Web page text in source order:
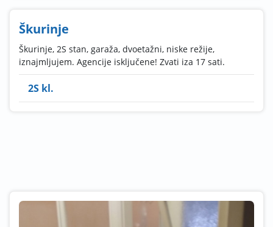
Škurinje
Škurinje, 2S stan, garaža, dvoetažni, niske režije,
iznajmljujem. Agencije isključene! Zvati iza 17 sati.
2S kl.